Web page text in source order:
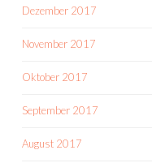
Dezember 2017
November 2017
Oktober 2017
September 2017
August 2017